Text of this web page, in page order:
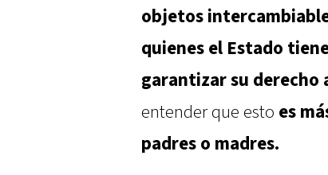
objetos
quienes el Estado
garantizar su derecho
entender que esto es
padres o madres.